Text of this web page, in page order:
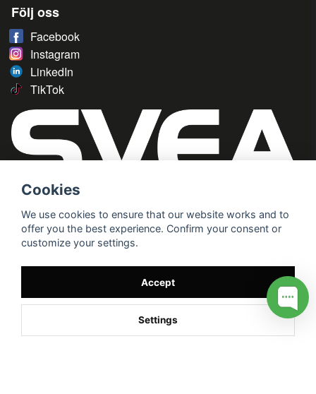
Följ oss
Facebook
Instagram
LinkedIn
TikTok
Cookies
We use cookies to ensure that our website works and to
offer you the best experience. Confirm your consent or
customize your settings.
Accept
Settings